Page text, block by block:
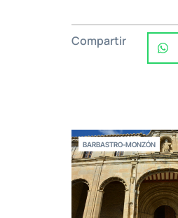
Compartir
BARBASTRO-MONZÓN